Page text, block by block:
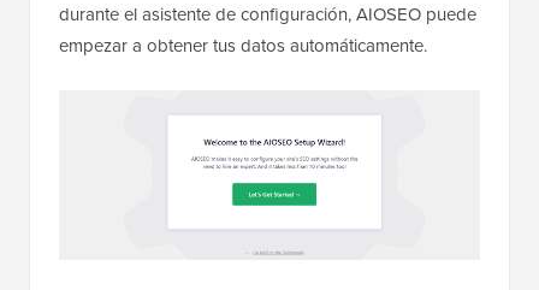
durante el asistente de configuración, AIOSEO puede
empezar a obtener tus datos automáticamente.